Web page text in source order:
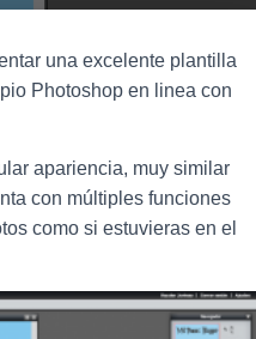
V
una excelente plantilla
Photoshop en linea con
apariencia, muy similar
con múltiples funciones
como si estuvieras en el